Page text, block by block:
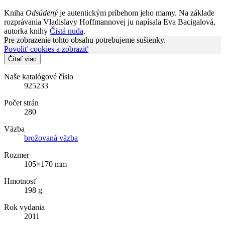
Kniha Odsúdený je autentickým príbehom jeho mamy. Na základe
rozprávania Vladislavy Hoffmannovej ju napísala Eva Bacigalová,
autorka knihy Čistá nuda.
Pre zobrazenie tohto obsahu potrebujeme sušienky.
Povoliť cookies a zobraziť
Čítať viac
Naše katalógové číslo
925233
Počet strán
280
Väzba
brožovaná väzba
Rozmer
105×170 mm
Hmotnosť
198 g
Rok vydania
2011